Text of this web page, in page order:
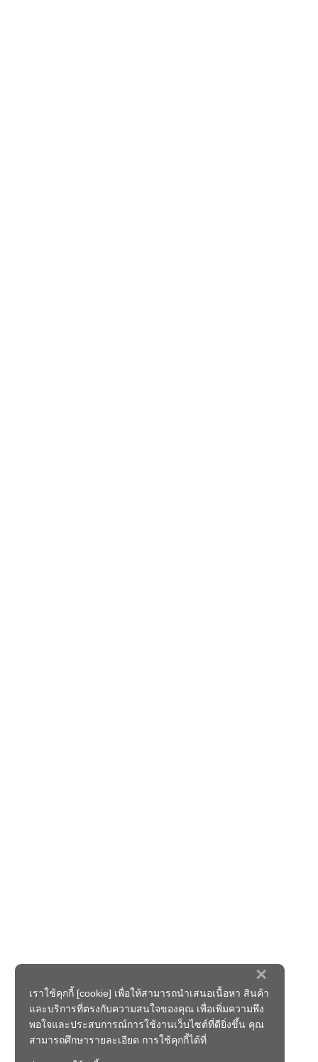
×
เราใช้คุกกี้ [cookie] เพื่อให้สามารถนำเสนอเนื้อหา สินค้า
และบริการที่ตรงกับความสนใจของคุณ เพื่อเพิ่มความพึง
พอใจและประสบการณ์การใช้งานเว็บไซต์ที่ดียิ่งขึ้น คุณ
สามารถศึกษารายละเอียด การใช้คุกกี้ได้ที่